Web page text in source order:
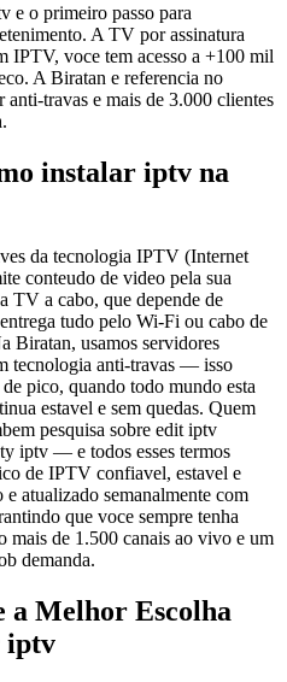
e o primeiro passo para
A TV por assinatura
IPTV, voce tem acesso a +100 mil
A Biratan e referencia no
travas e mais de 3.000 clientes
instalar iptv na
da tecnologia IPTV (Internet
conteudo de video pela sua
TV a cabo, que depende de
tudo pelo Wi-Fi ou cabo de
Biratan, usamos servidores
tecnologia anti-travas — isso
pico, quando todo mundo esta
estavel e sem quedas. Quem
pesquisa sobre edit iptv
iptv — e todos esses termos
de IPTV confiavel, estavel e
atualizado semanalmente com
que voce sempre tenha
mais de 1.500 canais ao vivo e um
demanda.
a Melhor Escolha
iptv